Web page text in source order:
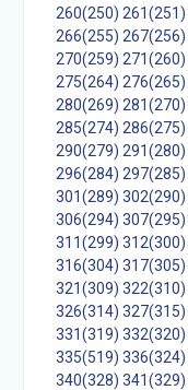
260(250) 261(251)
266(255) 267(256)
270(259) 271(260)
275(264) 276(265)
280(269) 281(270)
285(274) 286(275)
290(279) 291(280)
296(284) 297(285)
301(289) 302(290)
306(294) 307(295)
311(299) 312(300)
316(304) 317(305)
321(309) 322(310)
326(314) 327(315)
331(319) 332(320)
335(519) 336(324)
340(328) 341(329)